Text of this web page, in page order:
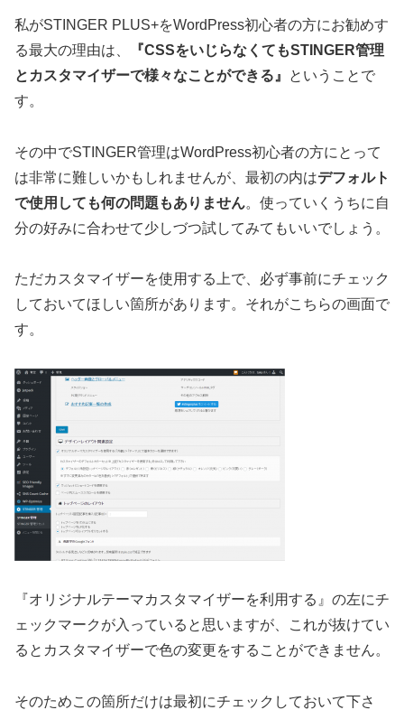
私がSTINGER PLUS+をWordPress初心者の方にお勧めす
る最大の理由は、
『CSSをいじらなくてもSTINGER管理
とカスタマイザーで様々なことができる』
ということで
す。
その中でSTINGER管理はWordPress初心者の方にとって
は非常に難しいかもしれませんが、最初の内はデフォルト
で使用しても何の問題もありません。使っていくうちに自
分の好みに合わせて少しづつ試してみてもいいでしょう。
ただカスタマイザーを使用する上で、必ず事前にチェック
しておいてほしい箇所があります。それがこちらの画面で
す。
『オリジナルテーマカスタマイザーを利用する』の左にチ
ェックマークが入っていると思いますが、これが抜けてい
るとカスタマイザーで色の変更をすることができません。
そのためこの箇所だけは最初にチェックしておいて下さ